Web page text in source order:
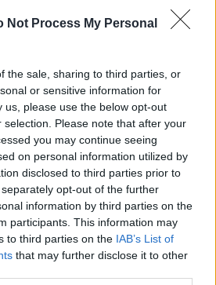
Not Process My Personal
the sale, sharing to third parties, or
or sensitive information for
us, please use the below opt-out
Please note that after your
you may continue seeing
on personal information utilized by
disclosed to third parties prior to
opt-out of the further
information by third parties on the
participants. This information may
to third parties on the IAB’s List of
that may further disclose it to other
documenti aggiuntivi per rispettare
migrazione, la scelta sarà irreversibile;
fissa per aderire: potrai completare la
sarà disponibile nell’app.
IBAN lituano?
IBAN LT rimarrà operativo per almeno
dei pagamenti ricorrenti e degli
nuovo IBAN IT diventerà l’identificativo
e i pagamenti